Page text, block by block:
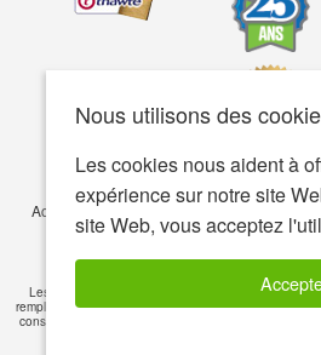
Nous utilisons des
Les cookies nous aident à
expérience sur notre site
site Web, vous acceptez
Accessibilité
© Copyright 2001-2026 BIOVEA.
Les informations sur ce site sont fournies à titre
remplacer les conseils de votre médecin ou de tout
consulter un professionnel de la santé si vous avez